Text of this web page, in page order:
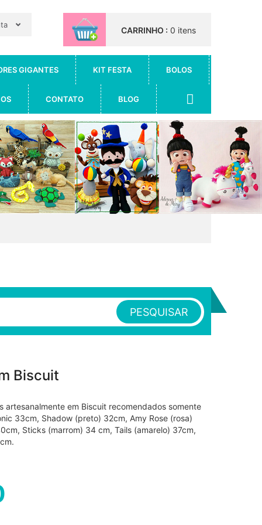
CARRINHO : 0 itens
GIGANTES KIT FESTA BOLOS
CONTATO BLOG
PESQUISAR
Biscuit
artesanalmente em Biscuit recomendados somente
33cm, Shadow (preto) 32cm, Amy Rose (rosa)
Sticks (marrom) 34 cm, Tails (amarelo) 37cm,